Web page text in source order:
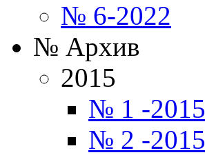
№ 6-2022
№ Архив
2015
№ 1 -2015
№ 2 -2015